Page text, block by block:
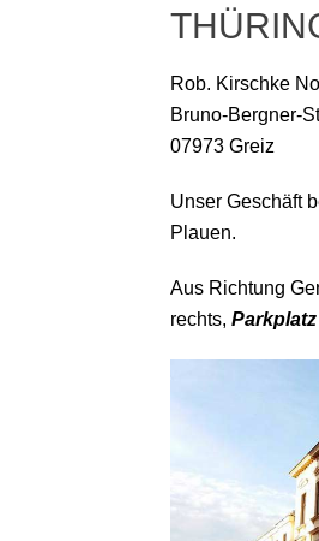
Rob. Kirschke
Bruno-Bergner-
07973 Greiz
Unser Geschäft
Plauen.
Aus Richtung
rechts,